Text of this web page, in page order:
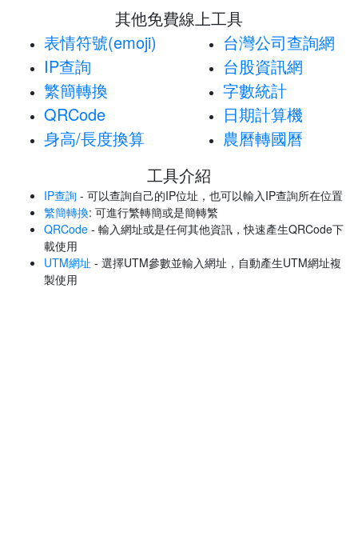
其他免費線上工具
表情符號(emoji)
IP查詢
繁簡轉換
QRCode
身高/長度換算
台灣公司查詢網
台股資訊網
字數統計
日期計算機
農曆轉國曆
工具介紹
IP查詢 - 可以查詢自己的IP位址，也可以輸入IP查詢所在位置
繁簡轉換: 可進行繁轉簡或是簡轉繁
QRCode - 輸入網址或是任何其他資訊，快速產生QRCode下
載使用
UTM網址 - 選擇UTM參數並輸入網址，自動產生UTM網址複
製使用